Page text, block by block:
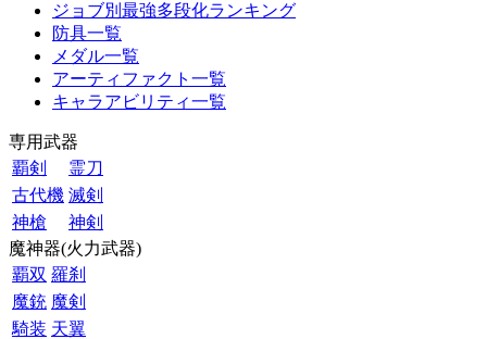
ジョブ別最強多段化ランキング
防具一覧
メダル一覧
アーティファクト一覧
キャラアビリティ一覧
専用武器
覇剣
霊刀
古代機 滅剣
神槍
神剣
魔神器(火力武器)
覇双 羅刹
魔銃 魔剣
騎装 天翼